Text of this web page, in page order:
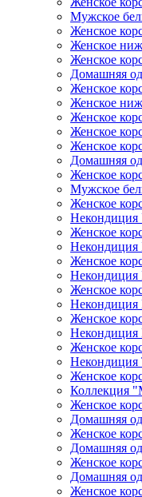
Мужское
Женское
Женское
Женское
Домашняя
Женское
Женское
Женское
Женское
Женское
Домашняя
Женское
Мужское
Женское
Некондиция
Женское
Женское
Женское
Некондиция
Женское
Некондиция
Женское
Некондиция
Женское
Коллекция
Женское
Домашняя
Женское
Домашняя
Женское
Домашняя
Женское